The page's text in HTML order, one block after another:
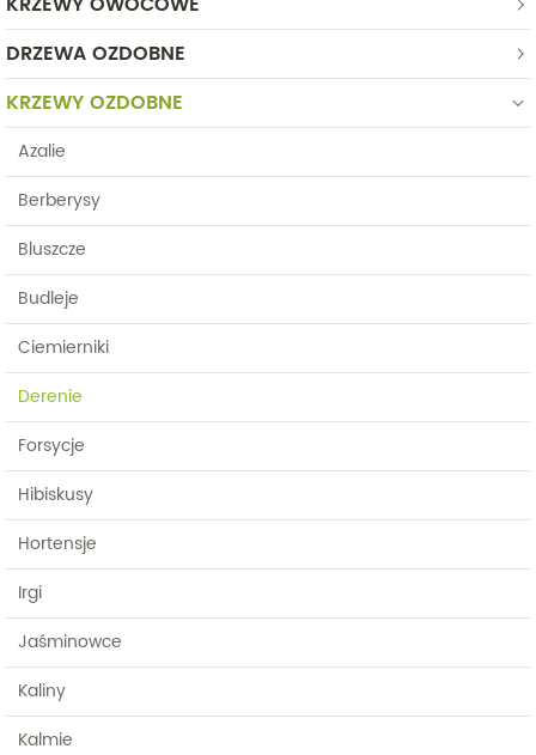
DRZEWA OZDOBNE
KRZEWY OZDOBNE
Azalie
Berberysy
Bluszcze
Budleje
Ciemierniki
Derenie
Forsycje
Hibiskusy
Hortensje
Irgi
Jaśminowce
Kaliny
Kalmie